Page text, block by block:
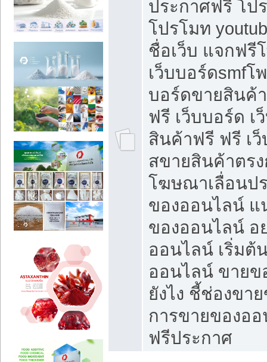
ประกาศฟรี โป
โปรโมท
ชื่อเว็บ แจกฟรี
เว็บบอร์ดsmfโ
บอร์ดขายสินค้
ฟรี เว็บบอร์ด เ
สินค้าฟรี ฟรี เ
สขายสินค้าตร
โฆษณาเลื่อนป
ของออนไลน์ แ
ของออนไลน์ อ
ออนไลน์ เริ่มต้
ออนไลน์ ขายข
ยังไง ชี้ช่องขา
การขายของออ
ฟรีประกาศ